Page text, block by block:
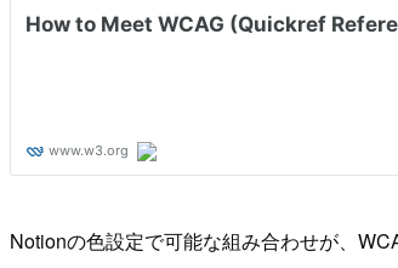
Notionの色設定で可能な組み合わせが、